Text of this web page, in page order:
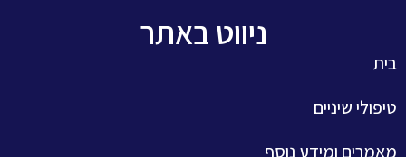
ניווט באתר
בית
טיפולי שיניים
מאמרים ומידע נוסף